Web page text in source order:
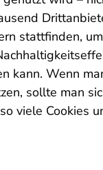
stattfinden,
kann. Wenn
sollte man
viele Cookies